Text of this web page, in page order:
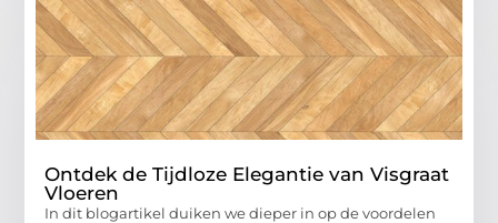
Ontdek de Tijdloze Elegantie van Visgraat
Vloeren
In dit blogartikel duiken we dieper in op de voordelen